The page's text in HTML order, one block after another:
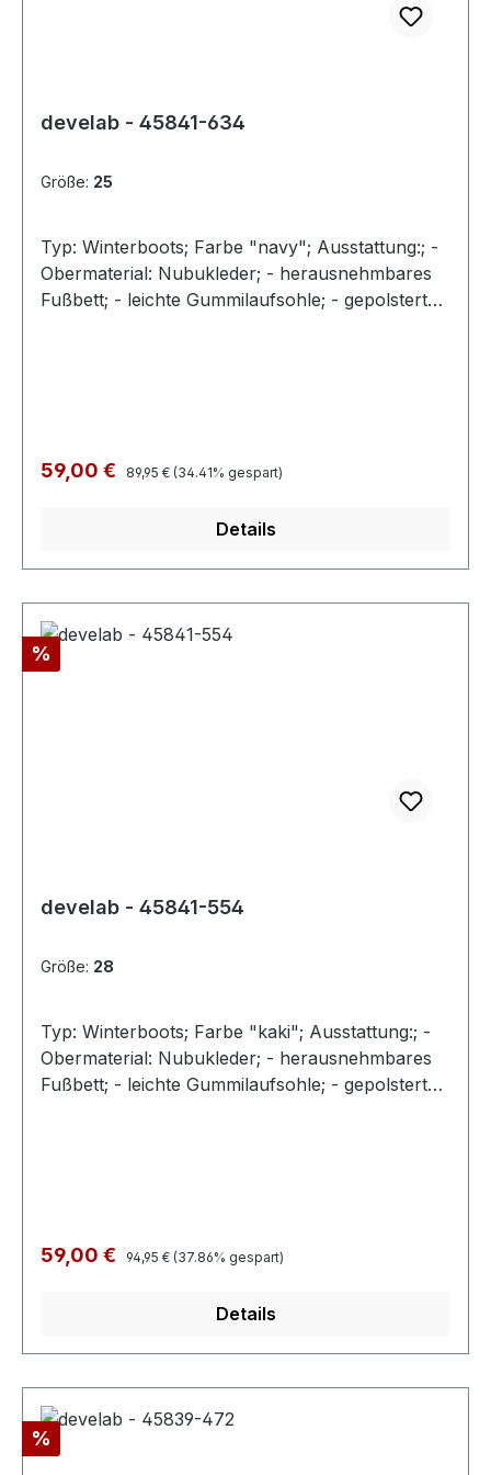
develab - 45841-634
Größe: 25
Typ: Winterboots; Farbe "navy"; Ausstattung:; -
Obermaterial: Nubukleder; - herausnehmbares
Fußbett; - leichte Gummilaufsohle; - gepolsterter
Verkaufspreis:
59,00 € Regulärer Preis:
89,95 € (34.41% gespart)
Details
Rabatt
%
develab - 45841-554
Größe: 28
Typ: Winterboots; Farbe "kaki"; Ausstattung:; -
Obermaterial: Nubukleder; - herausnehmbares
Fußbett; - leichte Gummilaufsohle; - gepolsterter
Verkaufspreis:
59,00 € Regulärer Preis:
94,95 € (37.86% gespart)
Details
Rabatt
%